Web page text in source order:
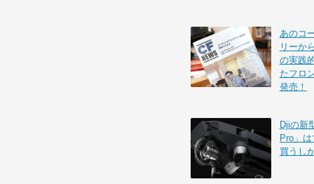
あのコ
リーか
の実践
たフロ
発売！
Djiの新
Pro」
買うし